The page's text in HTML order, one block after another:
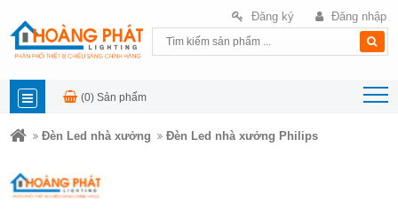
Đăng ký Đăng nhập
DANH
(0)Sản phẩm
Đèn Led nhà xưởng Đèn Led nhà xưởng Philips